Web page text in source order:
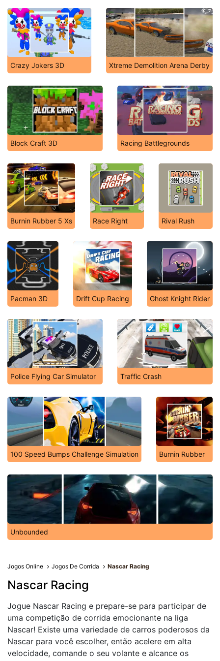
Crazy Jokers 3D Xtreme Demolition Arena Derby
Block Craft 3D Racing Battlegrounds
Burnin Rubber 5 Xs Race Right Rival Rush
Pacman 3D Drift Cup Racing Ghost Knight Rider
Police Flying Car Simulator Traffic Crash
100 Speed Bumps Challenge Simulation Burnin Rubber
Unbounded
Jogos Online Jogos De Corrida Nascar Racing
Nascar Racing
Jogue Nascar Racing e prepare-se para participar de
uma competição de corrida emocionante na liga
Nascar! Existe uma variedade de carros poderosos da
Nascar para você escolher, então acelere em alta
velocidade, comande o seu volante e alcance os